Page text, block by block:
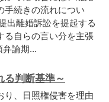
手続きの流れについ
出離婚訴訟を提起する
る自らの言い分を主張
論期...
る判断基準～
り、日照権侵害を理由